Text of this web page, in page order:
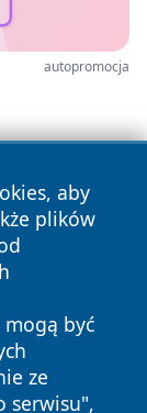
autopromocja
aby
plików
mogą być
ze
serwisu",